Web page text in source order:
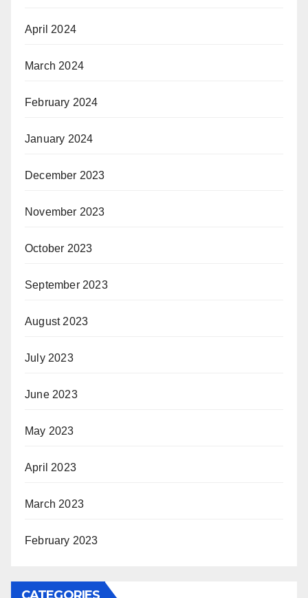
April 2024
March 2024
February 2024
January 2024
December 2023
November 2023
October 2023
September 2023
August 2023
July 2023
June 2023
May 2023
April 2023
March 2023
February 2023